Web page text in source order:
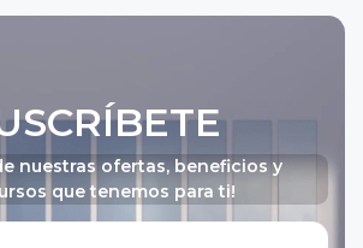
nuestras ofertas, beneficios y
que tenemos para ti!